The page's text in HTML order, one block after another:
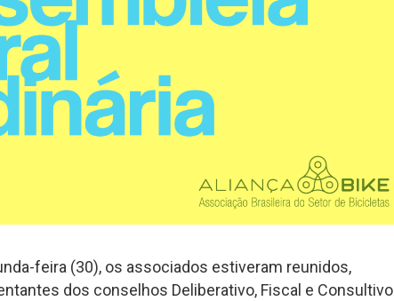
feira (30), os associados estiveram reunidos,
dos conselhos Deliberativo, Fiscal e Consultivo